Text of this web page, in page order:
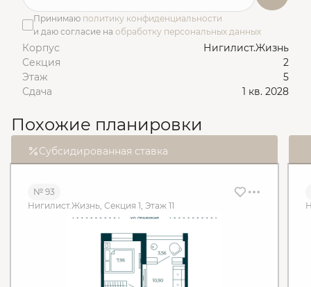
Принимаю политику конфиденциальности
и даю согласие на обработку персональных данных
Корпус
Нигилист.Жизнь
Секция
2
Этаж
5
Сдача
1 кв. 2028
Похожие планировки
Субсидированная ставка
№ 93
Нигилист.Жизнь, Секция 1, Этаж 11